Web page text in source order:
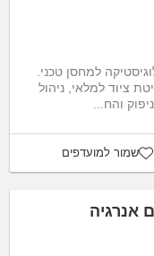
למחסן טכני.
ציוד למלאי, ניהול
והח...
שמור למועדפים
אנרגיה